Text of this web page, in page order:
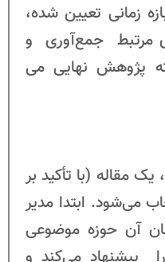
زمانی تعیین شده،
مرتبط جمع­‌آوری و
پژوهش نهایی می­‌
مقاله (با تأکید بر
می‌شود. ابتدا مدیر
آن حوزه موضوعی